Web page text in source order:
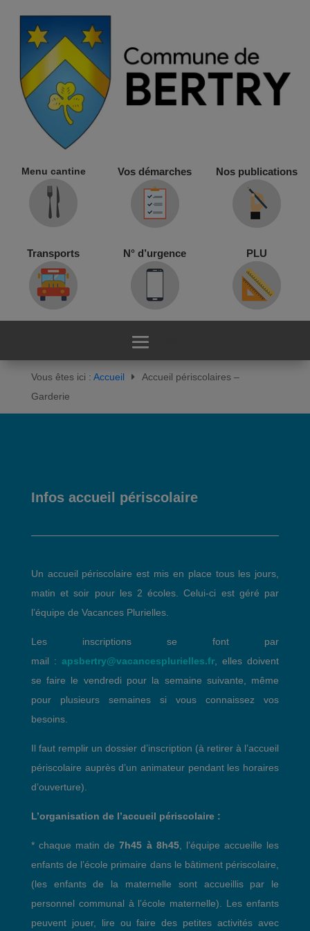
Menu cantine Vos démarches Nos publications
Transports N° d’urgence PLU
Vous êtes ici : Accueil
Accueil périscolaires –
Garderie
Infos accueil périscolaire
Un accueil périscolaire est mis en place tous les jours,
matin et soir pour les 2 écoles. Celui-ci est géré par
l’équipe de Vacances Plurielles.
Les inscriptions se font par
mail : apsbertry@vacancesplurielles.fr , elles doivent
se faire le vendredi pour la semaine suivante, même
pour plusieurs semaines si vous connaissez vos
besoins.
Il faut remplir un dossier d’inscription (à retirer à l’accueil
périscolaire auprès d’un animateur pendant les horaires
d’ouverture).
L’organisation de l’accueil périscolaire :
* chaque matin de7h45 à 8h45, l’équipe accueille les
enfants de l’école primaire dans le bâtiment périscolaire,
(les enfants de la maternelle sont accueillis par le
personnel communal à l’école maternelle). Les enfants
peuvent jouer, lire ou faire des petites activités avec